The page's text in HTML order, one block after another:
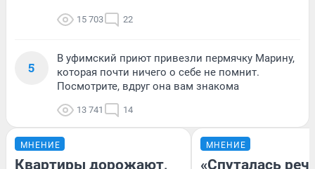
15 703 22
5
В уфимский приют привезли пермячку Марину,
которая почти ничего о себе не помнит.
Посмотрите, вдруг она вам знакома
13 741 14
МНЕНИЕ
Квартиры дорожают,
МНЕНИЕ
«Спуталась